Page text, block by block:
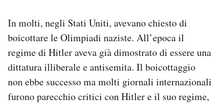
In molti, negli Stati Uniti, avevano chiesto di
boicottare le Olimpiadi naziste. All’epoca il
regime di Hitler aveva già dimostrato di essere una
dittatura illiberale e antisemita. Il boicottaggio
non ebbe successo ma molti giornali internazionali
furono parecchio critici con Hitler e il suo regime,